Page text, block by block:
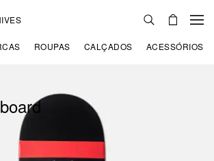
ROUPAS CALÇADOS ACESSÓRIOS